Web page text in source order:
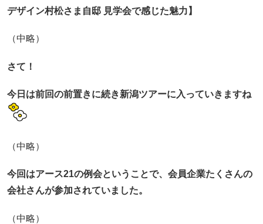
デザイン村松さま自邸 見学会で感じた魅力】
（中略）
さて！
今日は前回の前置きに続き新潟ツアーに入っていきますね
（中略）
今回はアース21の例会ということで、 会員企業たくさんの
会社さんが参加されていました。
（中略）